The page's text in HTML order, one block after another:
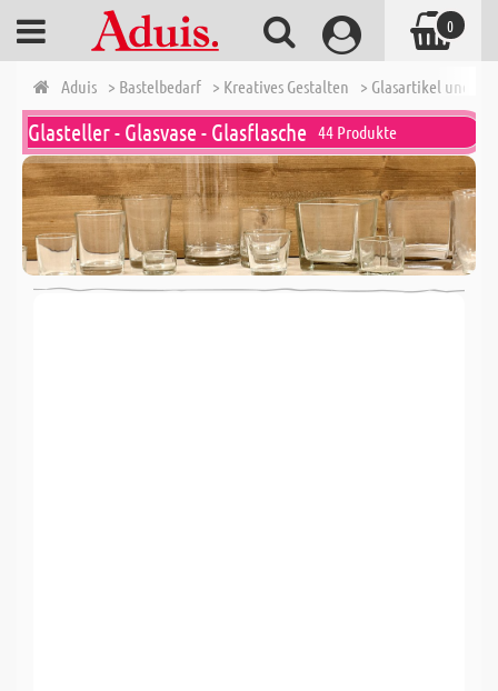
Aduis > Bastelbedarf > Kreatives Gestalten > Glasartikel und
Glasteller - Glasvase - Glasflasche 44 Produkte
0